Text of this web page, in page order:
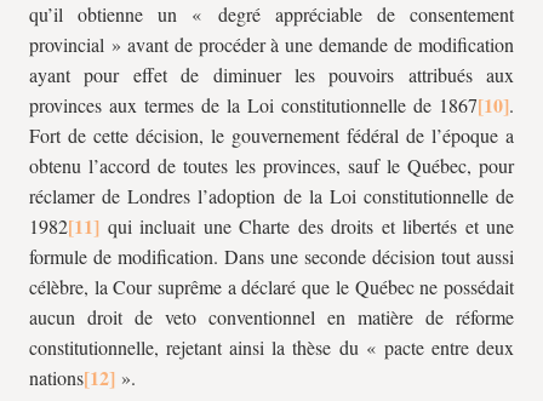
qu’il obtienne un « degré appréciable de consentement
provincial » avant de procéder à une demande de modification
ayant pour effet de diminuer les pouvoirs attribués aux
provinces aux termes de la Loi constitutionnelle de 1867
.
Fort de cette décision, le gouvernement fédéral de l’époque a
obtenu l’accord de toutes les provinces, sauf le Québec, pour
réclamer de Londres l’adoption de la Loi constitutionnelle de
1982
qui incluait une Charte des droits et libertés et une
formule de modification. Dans une seconde décision tout aussi
célèbre, la Cour suprême a déclaré que le Québec ne possédait
aucun droit de veto conventionnel en matière de réforme
constitutionnelle, rejetant ainsi la thèse du « pacte entre deux
nations
».